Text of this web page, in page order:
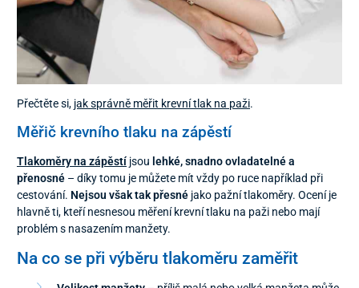
Přečtěte si, jak správně měřit krevní tlak na paži.
Měřič krevního tlaku na zápěstí
Tlakoměry na zápěstí jsou lehké, snadno ovladatelné a
přenosné – díky tomu je můžete mít vždy po ruce například při
cestování. Nejsou však tak přesné jako pažní tlakoměry. Ocení je
hlavně ti, kteří nesnesou měření krevní tlaku na paži nebo mají
problém s nasazením manžety.
Na co se při výběru tlakoměru zaměřit